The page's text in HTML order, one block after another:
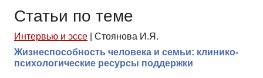
Статьи по теме
Интервью и эссе
Стоянова И.Я.
Жизнеспособность человека и семьи: клинико-
психологические ресурсы поддержки